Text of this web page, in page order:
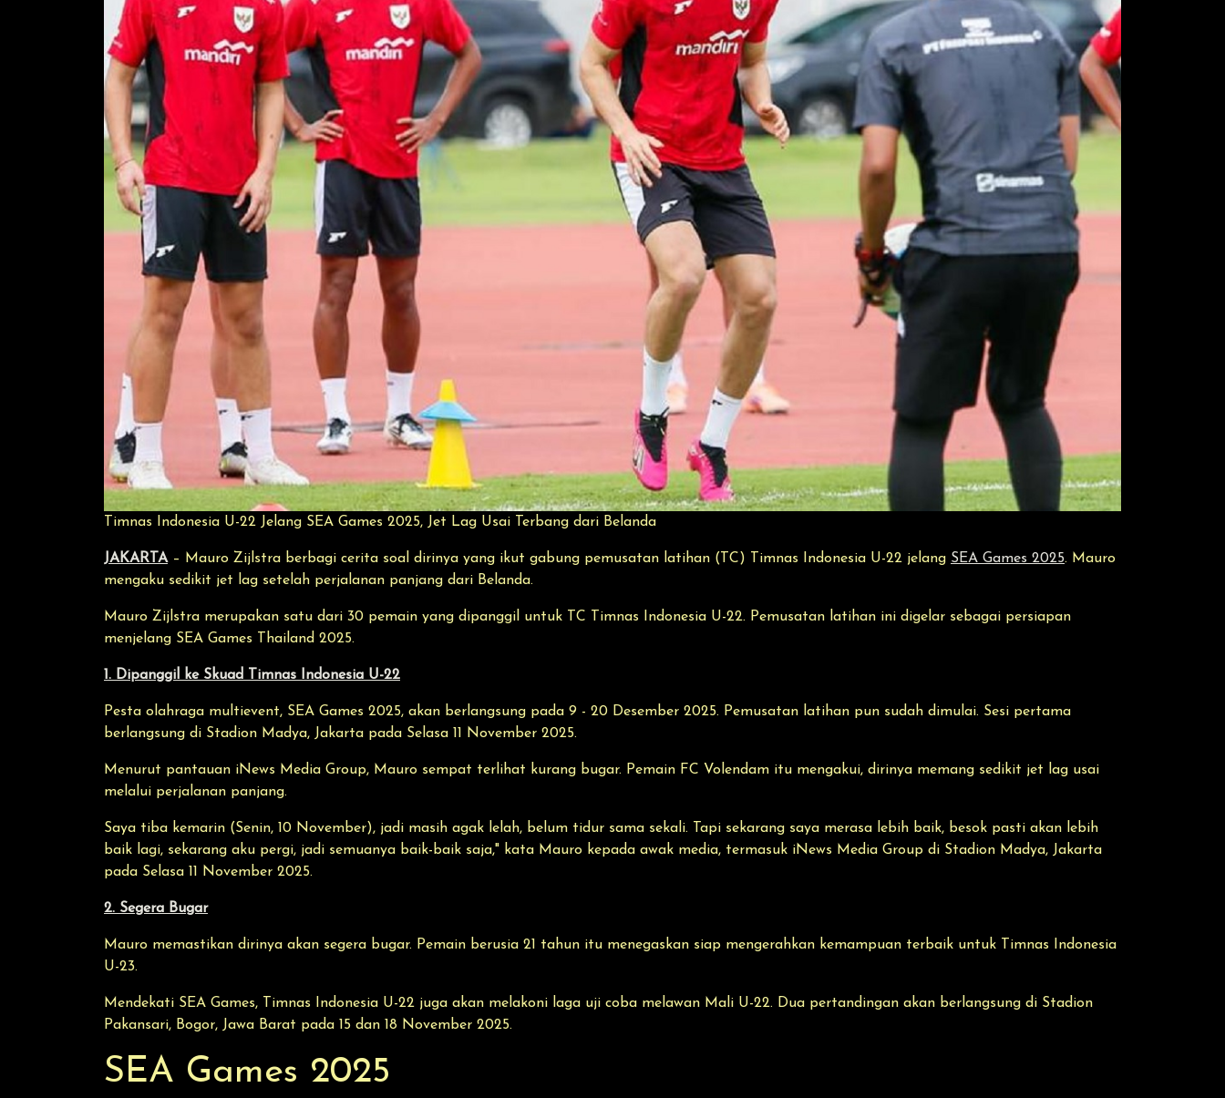
Timnas Indonesia U-22 Jelang SEA Games 2025, Jet Lag Usai Terbang dari Belanda
JAKARTA– Mauro Zijlstra berbagi cerita soal dirinya yang ikut gabung pemusatan latihan (TC) Timnas Indonesia U-22 jelang SEA Games 2025. Mauro
mengaku sedikit jet lag setelah perjalanan panjang dari Belanda.
Mauro Zijlstra merupakan satu dari 30 pemain yang dipanggil untuk TC Timnas Indonesia U-22. Pemusatan latihan ini digelar sebagai persiapan
menjelang SEA Games Thailand 2025.
1. Dipanggil ke Skuad Timnas Indonesia U-22
Pesta olahraga multievent, SEA Games 2025, akan berlangsung pada 9 - 20 Desember 2025. Pemusatan latihan pun sudah dimulai. Sesi pertama
berlangsung di Stadion Madya, Jakarta pada Selasa 11 November 2025.
Menurut pantauan iNews Media Group, Mauro sempat terlihat kurang bugar. Pemain FC Volendam itu mengakui, dirinya memang sedikit jet lag usai
melalui perjalanan panjang.
Saya tiba kemarin (Senin, 10 November), jadi masih agak lelah, belum tidur sama sekali. Tapi sekarang saya merasa lebih baik, besok pasti akan lebih
baik lagi, sekarang aku pergi, jadi semuanya baik-baik saja," kata Mauro kepada awak media, termasuk iNews Media Group di Stadion Madya, Jakarta
pada Selasa 11 November 2025.
2. Segera Bugar
Mauro memastikan dirinya akan segera bugar. Pemain berusia 21 tahun itu menegaskan siap mengerahkan kemampuan terbaik untuk Timnas Indonesia
U-23.
Mendekati SEA Games, Timnas Indonesia U-22 juga akan melakoni laga uji coba melawan Mali U-22. Dua pertandingan akan berlangsung di Stadion
Pakansari, Bogor, Jawa Barat pada 15 dan 18 November 2025.
SEA Games 2025